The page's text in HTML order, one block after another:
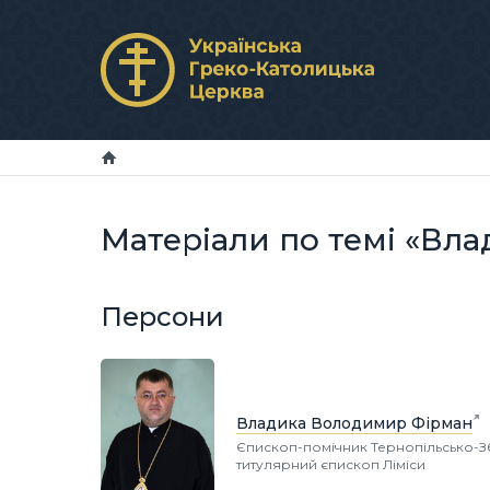
Матеріали по темі
Персони
Владика Володимир Фірман
Єпископ-помічник Тернопільсько-
титулярний єпископ Ліміси